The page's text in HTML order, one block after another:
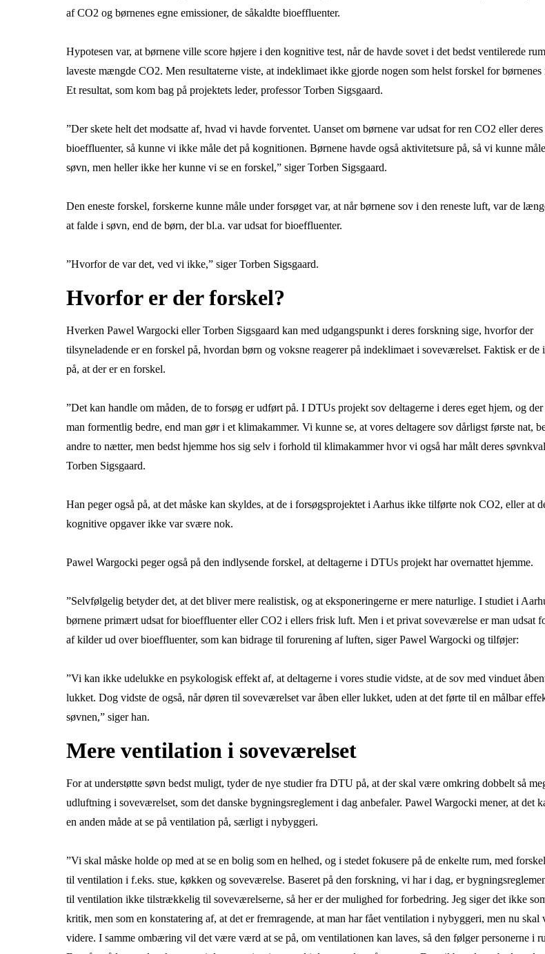
af CO2 og børnenes egne emissioner, de såkaldte bioeffluenter.
Hypotesen var, at børnene ville score højere i den kognitive test, når de havde sovet i det bedst ventilerede
laveste mængde CO2. Men resultaterne viste, at indeklimaet ikke gjorde nogen som helst forskel for
Et resultat, som kom bag på projektets leder, professor Torben Sigsgaard.
”Der skete helt det modsatte af, hvad vi havde forventet. Uanset om børnene var udsat for ren CO2 eller deres
bioeffluenter, så kunne vi ikke måle det på kognitionen. Børnene havde også aktivitetsure på, så vi kunne
søvn, men heller ikke her kunne vi se en forskel,” siger Torben Sigsgaard.
Den eneste forskel, forskerne kunne måle under forsøget var, at når børnene sov i den reneste luft, var de
at falde i søvn, end de børn, der bl.a. var udsat for bioeffluenter.
”Hvorfor de var det, ved vi ikke,” siger Torben Sigsgaard.
Hvorfor er der forskel?
Hverken Pawel Wargocki eller Torben Sigsgaard kan med udgangspunkt i deres forskning sige, hvorfor der
tilsyneladende er en forskel på, hvordan børn og voksne reagerer på indeklimaet i soveværelset. Faktisk er de
på, at der er en forskel.
”Det kan handle om måden, de to forsøg er udført på. I DTUs projekt sov deltagerne i deres eget hjem, og der
man formentlig bedre, end man gør i et klimakammer. Vi kunne se, at vores deltagere sov dårligst første nat,
andre to nætter, men bedst hjemme hos sig selv i forhold til klimakammer hvor vi også har målt deres
Torben Sigsgaard.
Han peger også på, at det måske kan skyldes, at de i forsøgsprojektet i Aarhus ikke tilførte nok CO2, eller at
kognitive opgaver ikke var svære nok.
Pawel Wargocki peger også på den indlysende forskel, at deltagerne i DTUs projekt har overnattet hjemme.
”Selvfølgelig betyder det, at det bliver mere realistisk, og at eksponeringerne er mere naturlige. I studiet i
børnene primært udsat for bioeffluenter eller CO2 i ellers frisk luft. Men i et privat soveværelse er man udsat
af kilder ud over bioeffluenter, som kan bidrage til forurening af luften, siger Pawel Wargocki og tilføjer:
”Vi kan ikke udelukke en psykologisk effekt af, at deltagerne i vores studie vidste, at de sov med vinduet
lukket. Dog vidste de også, når døren til soveværelset var åben eller lukket, uden at det førte til en målbar
søvnen,” siger han.
Mere ventilation i soveværelset
For at understøtte søvn bedst muligt, tyder de nye studier fra DTU på, at der skal være omkring dobbelt så
udluftning i soveværelset, som det danske bygningsreglement i dag anbefaler. Pawel Wargocki mener, at det
en anden måde at se på ventilation på, særligt i nybyggeri.
”Vi skal måske holde op med at se en bolig som en helhed, og i stedet fokusere på de enkelte rum, med
til ventilation i f.eks. stue, køkken og soveværelse. Baseret på den forskning, vi har i dag, er
til ventilation ikke tilstrækkelig til soveværelserne, så her er der mulighed for forbedring. Jeg siger det ikke
kritik, men som en konstatering af, at det er fremragende, at man har fået ventilation i nybyggeri, men nu skal
videre. I samme ombæring vil det være værd at se på, om ventilationen kan laves, så den følger personerne i